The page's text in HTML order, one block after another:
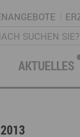
suchen Sie?
AKTUELLES